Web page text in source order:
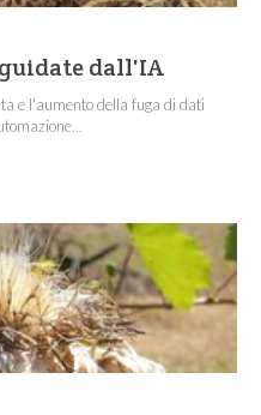
dall'IA
e l'aumento della fuga di dati